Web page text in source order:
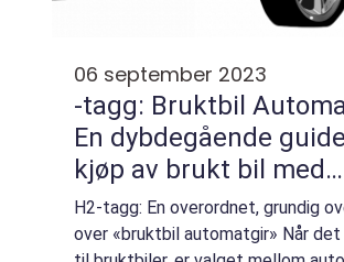
06 september 2023
-tagg: Bruktbil
En dybdegående
kjøp av brukt bil med
automatgir
H2-tagg: En overordnet, grundig
over «bruktbil automatgir» Når